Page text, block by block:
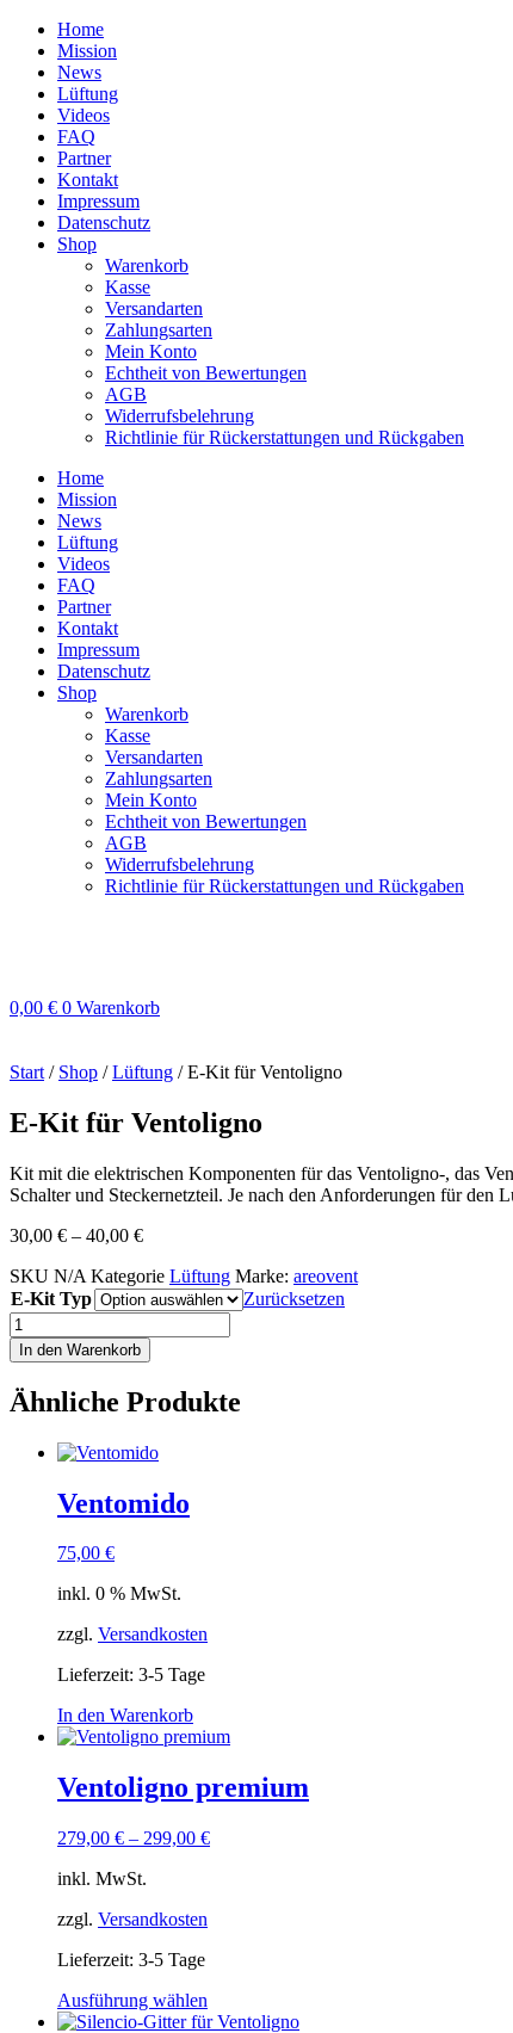
Zum
Inhalt
springen
Home
Mission
News
Lüftung
Videos
FAQ
Partner
Kontakt
Impressum
Datenschutz
Shop
Warenkorb
Kasse
Versandarten
Zahlungsarten
Mein Konto
Echtheit von Bewertungen
AGB
Widerrufsbelehrung
Richtlinie für Rückerstattungen und Rückgaben
Home
Mission
News
Lüftung
Videos
FAQ
Partner
Kontakt
Impressum
Datenschutz
Shop
Warenkorb
Kasse
Versandarten
Zahlungsarten
Mein Konto
Echtheit von Bewertungen
AGB
Widerrufsbelehrung
Richtlinie für Rückerstattungen und Rückgaben
0,00 € 0 Warenkorb
Start / Shop /Lüftung / E-Kit für Ventoligno
E-Kit für Ventoligno
Kit mit die elektrischen Komponenten für das Ventoligno-, das
Schalter und Steckernetzteil. Je nach den Anforderungen für den
30,00 € – 40,00 €
SKU N/A Kategorie Lüftung Marke: areovent
E-Kit Typ
Zurücksetzen
E-
Kit
für
Ventoligno
Menge
In den Warenkorb
Ähnliche Produkte
Ventomido
75,00 €
inkl. 0 % MwSt.
zzgl. Versandkosten
Lieferzeit: 3-5 Tage
In den Warenkorb
Ventoligno premium
279,00 € – 299,00 €
inkl. MwSt.
zzgl. Versandkosten
Lieferzeit: 3-5 Tage
Ausführung wählen
Produkt